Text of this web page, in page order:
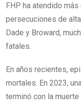
FHP ha atendido
persecuciones de
Dade y Broward,
fatales.
En años recientes,
mortales. En 2023,
terminó con la